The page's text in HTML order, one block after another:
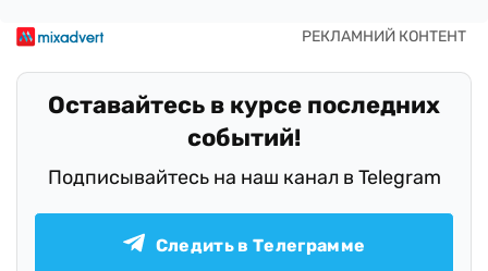
Оставайтесь в курсе последних
событий!
Подписывайтесь на наш канал в Telegram
Следить в Телеграмме